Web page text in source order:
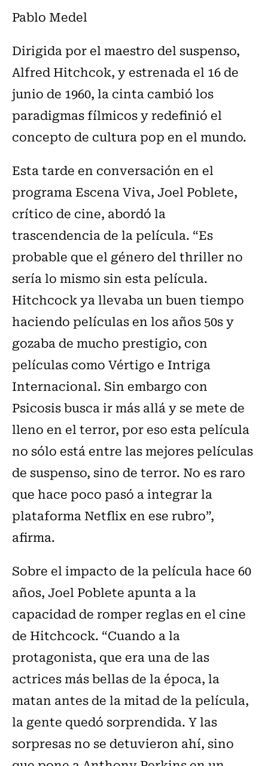
Pablo Medel
Dirigida por el maestro del suspenso,
Alfred Hitchcok, y estrenada el 16 de
junio de 1960, la cinta cambió los
paradigmas fílmicos y redefinió el
concepto de cultura pop en el mundo.
Esta tarde en conversación en el
programa Escena Viva, Joel Poblete,
crítico de cine, abordó la
trascendencia de la película. “Es
probable que el género del thriller no
sería lo mismo sin esta película.
Hitchcock ya llevaba un buen tiempo
haciendo películas en los años 50s y
gozaba de mucho prestigio, con
películas como Vértigo e Intriga
Internacional. Sin embargo con
Psicosis busca ir más allá y se mete de
lleno en el terror, por eso esta película
no sólo está entre las mejores películas
de suspenso, sino de terror. No es raro
que hace poco pasó a integrar la
plataforma Netflix en ese rubro”,
afirma.
Sobre el impacto de la película hace 60
años, Joel Poblete apunta a la
capacidad de romper reglas en el cine
de Hitchcock. “Cuando a la
protagonista, que era una de las
actrices más bellas de la época, la
matan antes de la mitad de la película,
la gente quedó sorprendida. Y las
sorpresas no se detuvieron ahí, sino